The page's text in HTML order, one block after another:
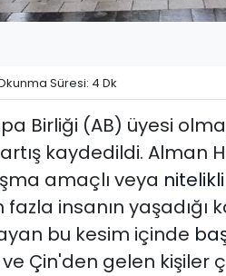
Süresi: 4 Dk
Birliği (AB) üyesi
kaydedildi. Alman
amaçlı veya
insanın yaşadığı
bu kesim içinde
ve Çin'den gelen kişiler